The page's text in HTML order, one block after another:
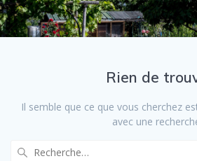
Rien de
Il semble que ce que vous cherchez
avec une